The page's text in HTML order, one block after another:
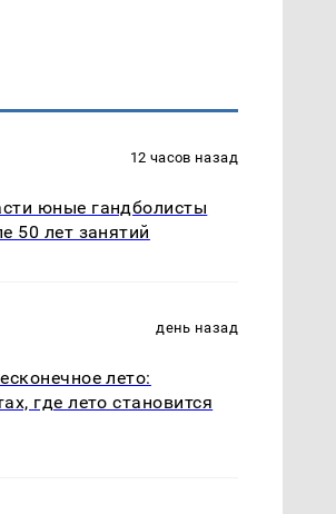
12 часов назад
юные гандболисты
50 лет занятий
день назад
лето:
где лето становится